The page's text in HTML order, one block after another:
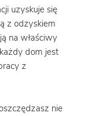
uzyskuje się
z odzyskiem
na właściwy
dom jest
z
nie